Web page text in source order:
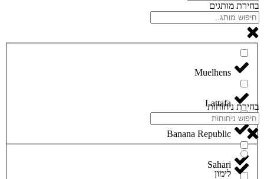
בחירת מותגים
Lattafa
Banana Republic
Sahari
בחירת ניחוחות
לימון